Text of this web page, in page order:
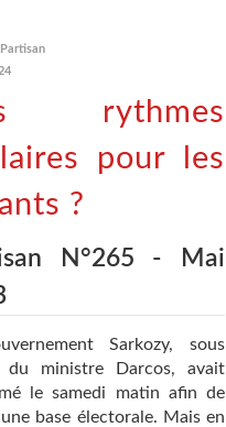
rythmes
pour les
?
N°265 - Mai
Sarkozy, sous
du ministre Darcos, avait
le samedi matin afin de
base électorale. Mais en